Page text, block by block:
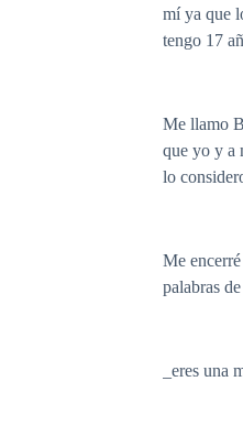
mí ya que
tengo 17
Me llamo
que yo y a
lo
Me
palabras
_eres